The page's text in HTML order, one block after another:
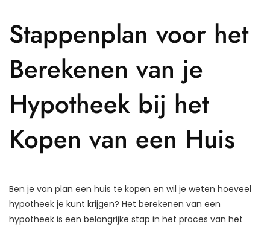
Stappenplan voor het
Berekenen van je
Hypotheek bij het
Kopen van een Huis
Ben je van plan een huis te kopen en wil je weten hoeveel
hypotheek je kunt krijgen? Het berekenen van een
hypotheek is een belangrijke stap in het proces van het